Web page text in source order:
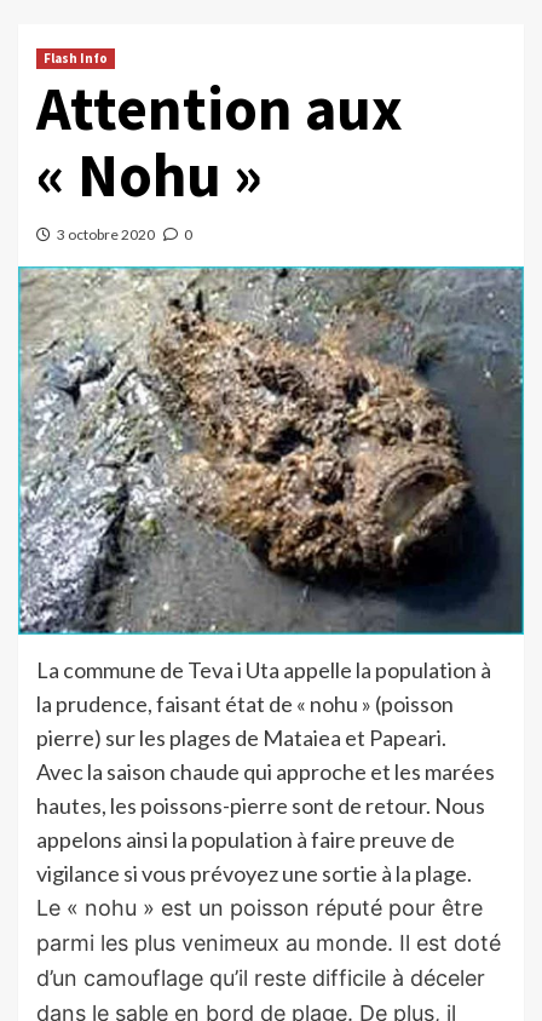
Flash Info
Attention aux
« Nohu »
3 octobre 2020 0
La commune de Teva i Uta appelle la population à
la prudence, faisant état de « nohu » (poisson
pierre) sur les plages de Mataiea et Papeari.
Avec la saison chaude qui approche et les marées
hautes, les poissons-pierre sont de retour. Nous
appelons ainsi la population à faire preuve de
vigilance si vous prévoyez une sortie à la plage.
Le « nohu » est un poisson réputé pour être
parmi les plus venimeux au monde. Il est doté
d’un camouflage qu’il reste difficile à déceler
dans le sable en bord de plage. De plus, il